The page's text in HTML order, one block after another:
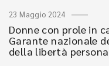
23 Maggio 2024
Donne con prole in
Garante nazionale
della libertà